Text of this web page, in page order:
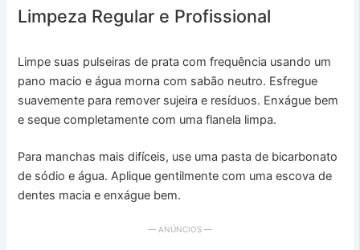
Limpeza Regular e Profissional
Limpe suas pulseiras de prata com frequência usando um
pano macio e água morna com sabão neutro. Esfregue
suavemente para remover sujeira e resíduos. Enxágue bem
e seque completamente com uma flanela limpa.
Para manchas mais difíceis, use uma pasta de bicarbonato
de sódio e água. Aplique gentilmente com uma escova de
dentes macia e enxágue bem.
— ANÚNCIOS —